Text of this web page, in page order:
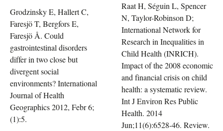
Grodzinsky E, Hallert C,
Faresjö T, Bergfors E,
Faresjö Å. Could
gastrointestinal disorders
differ in two close but
divergent social
environments? International
Journal of Health
Geographics 2012, Febr 6;
(1):5.
Raat H, Séguin L, Spencer
N, Taylor-Robinson D;
International Network for
Research in Inequalities in
Child Health (INRICH).
Impact of the 2008 economic
and financial crisis on child
health: a systematic review.
Int J Environ Res Public
Health. 2014
Jun;11(6):6528-46. Review.